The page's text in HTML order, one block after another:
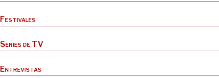
Festivales
Series de TV
Entrevistas